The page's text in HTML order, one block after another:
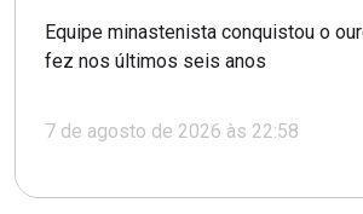
Equipe minastenista conquistou o
fez nos últimos seis anos
7 de agosto de 2026 às 22:58